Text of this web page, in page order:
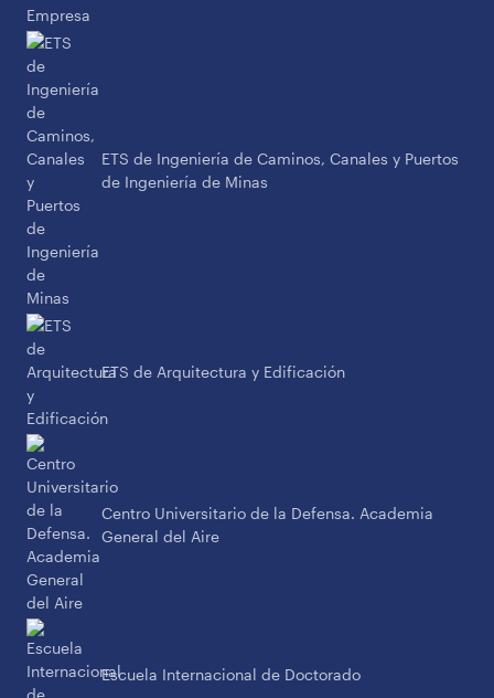
ETS de Ingeniería de Caminos, Canales y Puertos
de Ingeniería de Minas
ETS de Arquitectura y Edificación
Centro Universitario de la Defensa. Academia
General del Aire
Escuela Internacional de Doctorado